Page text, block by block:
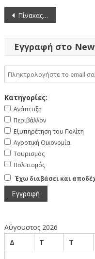
Πλοήγηση
άρθρων
Πίνακας των συζητηθέντων θεμάτων κατά την 32η/15-6-2026 Συνεδρίαση της Περιφερειακής Επιτροπής Περιφέρειας Δυτικής Μακεδονίας
Εγγραφή στο
Κατηγορίες:
Ανάπτυξη
Περιβάλλον
Εξυπηρέτηση του Πολίτη
Αγροτική Οικονομία
Τουρισμός
Πολιτισμός
Έχω διαβάσει και
Αύγουστος 2026
Δ
Τ Τ